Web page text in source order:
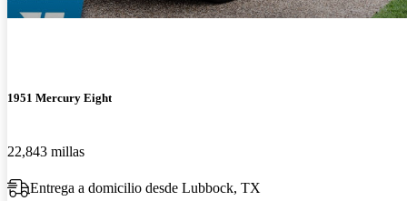
1951 Mercury Eight
22,843 millas
Entrega a domicilio desde Lubbock, TX